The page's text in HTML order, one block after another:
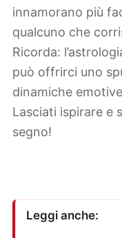
innamorano più
qualcuno che
Ricorda:
può offrirci uno
dinamiche
Lasciati ispirare e
segno!
Leggi anche: